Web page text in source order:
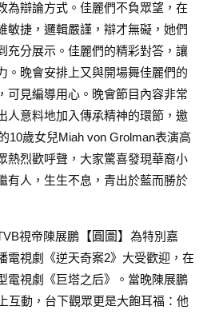
為辯論方式。佳麗們不負眾望，在
敏捷，邏輯嚴謹，辯才無礙，她們
充分展示。佳麗們的精彩對答，讓
。晚會安排上又與開場舞佳麗們的
可見編導用心。晚會節目內容非常
人意料地加入傳承精神的環節，邀
10歲女兒Miah von Grolman表演高
熱烈歡呼聲，大家驚喜發現華裔小
有人，生生不息，青出於藍而勝於
視帝陳展鵬 【圓圖】為特別嘉
電視劇《逆天奇案2》大受歡迎，在
電視劇《巨塔之后》。當晚陳展鵬
互動，台下觀眾更是大飽耳福：他